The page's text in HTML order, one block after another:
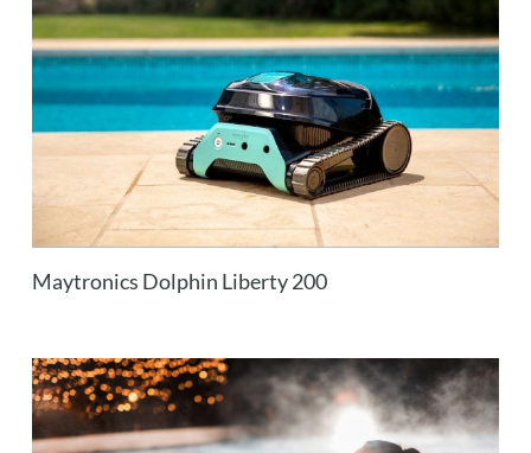
Maytronics Dolphin Liberty 200